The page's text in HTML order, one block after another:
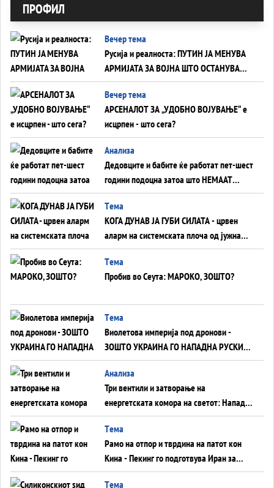
ПРОФИЛ
Вечер тема
Русија и реалноста: ПУТИН ЈА МЕНУВА
АРМИЈАТА ЗА ВОЈНА ШТО ОСТАНУВА
БЕЗ ФРОНТ
Вечер тема
АРСЕНАЛОТ ЗА „УДОБНО ВОЈУВАЊЕ“ е
исцрпен - што сега?
Анализа
Дедовците и бабите ќе работат пет-шест
години подоцна затоа што НЕМААТ
ВНУЦИ ДА ГИ ЗАМЕНАТ
Tема
КОГА ДУНАВ ЈА ГУБИ СИЛАТА - црвен
аларм на системската плоча од јужна
Германија до Црното Море...
Tема
Пробив во Сеута: МАРОКО, ЗОШТО?
Tема
Виолетова империја под дронови -
ЗОШТО УКРАИНА ГО НАПАДНА РУСКИОТ
WILDBERRIES
Aнализа
Три вентили и затворање на
енергетската комора на светот: Нападот
во Суец најавува глобален енергетски
инфаркт?
Tема
Рамо на отпор и тврдина на патот кон
Кина - Пекинг го подготвува Иран за
американска копнена инвазија
Tема